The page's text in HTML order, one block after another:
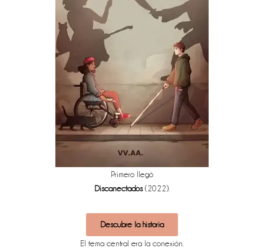
Primero llegó
Discanectados (2022).
Descubre la historia
El tema central era la conexión.